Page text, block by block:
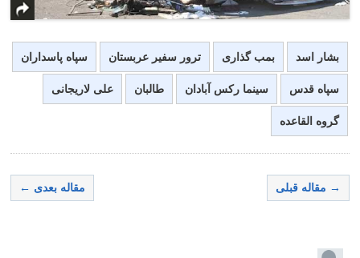
بشار اسد بمب گذاری ترور سفیر عربستان سپاه پاسداران
سپاه قدس سینما رکس آبادان طالبان علی لاریجانی
گروه القاعده
→ مقاله قبلی مقاله بعدی ←